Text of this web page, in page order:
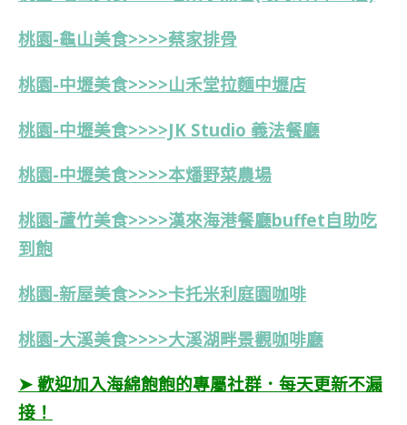
桃園-龜山美食>>>>蔡家排骨
桃園-中壢美食>>>>山禾堂拉麵中壢店
桃園-中壢美食>>>>JK Studio 義法餐廳
桃園-中壢美食>>>>本燔野菜農場
桃園-蘆竹美食>>>>漢來海港餐廳buffet自助吃
到飽
桃園-新屋美食>>>>卡托米利庭園咖啡
桃園-大溪美食>>>>大溪湖畔景觀咖啡廳
➤ 歡迎加入海綿飽飽的專屬社群．每天更新不漏
接！